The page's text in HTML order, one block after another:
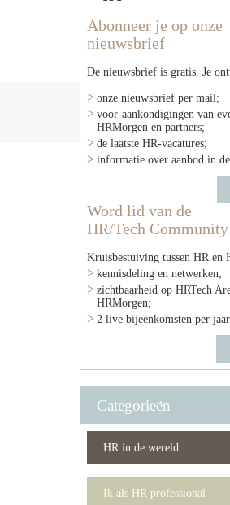
Abonneer je op onze
nieuwsbrief
De nieuwsbrief is gratis. Je
onze nieuwsbrief per mail;
voor-aankondigingen van
HRMorgen en partners;
de laatste HR-vacatures;
informatie over aanbod in
Word lid van de
HR/Tech Community
Kruisbestuiving tussen HR en
kennisdeling en netwerken;
zichtbaarheid op HRTech
HRMorgen;
2 live bijeenkomsten per
Categorieën
HR in de wereld
Ik als HR professional